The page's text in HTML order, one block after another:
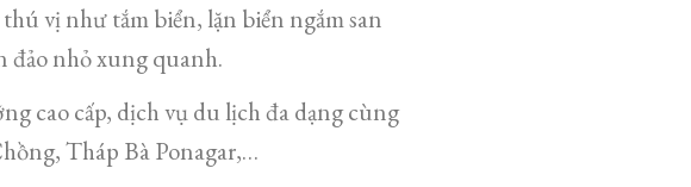
vị như tắm biển, lặn biển ngắm san
đảo nhỏ xung quanh.
cao cấp, dịch vụ du lịch đa dạng cùng
Tháp Bà Ponagar,…